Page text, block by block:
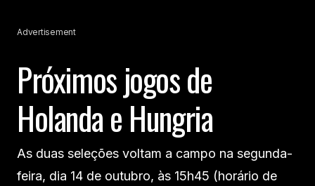
Advertisement
Próximos jogos de
Holanda e Hungria
As duas seleções voltam a campo na segunda-
feira, dia 14 de outubro, às 15h45 (horário de